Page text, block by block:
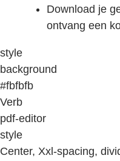
Download je
ontvang een
style
background
#fbfbfb
Verb
pdf-editor
style
Center, Xxl-spacing,